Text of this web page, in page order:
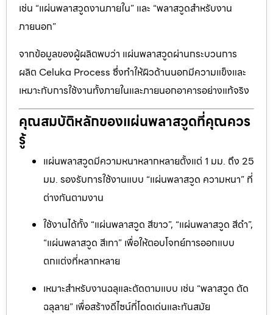
เช่น “แผ่นพลาสวูดงานภายใน” และ “พลาสวูดสำหรับงาน
ภายนอก”
จากข้อมูลของผู้ผลิตพบว่า แผ่นพลาสวูดผ่านกระบวนการ
ผลิต Celuka Process ซึ่งทำให้ผิวด้านนอกมีความแข็งและ
เหมาะกับการใช้งานทั้งภายในและภายนอกอาคารอย่างแท้จริง
คุณสมบัติหลักของแผ่นพลาสวูดที่คุณควร
รู้
แผ่นพลาสวูดมีความหนาหลากหลายตั้งแต่ 1 มม. ถึง 25
มม. รองรับการใช้งานแบบ “แผ่นพลาสวูด ความหนา” ที่
ต่างกันตามงาน
ใช้งานได้ทั้ง “แผ่นพลาสวูด สีขาว”, “แผ่นพลาสวูด สีดำ”,
“แผ่นพลาสวูด สีเทา” เพื่อให้ตอบโจทย์การออกแบบ
ตกแต่งที่หลากหลาย
เหมาะสำหรับงานฉลุและตัดตามแบบ เช่น “พลาสวูด ตัด
ฉลุลาย” เพื่อสร้างดีไซน์ที่โดดเด่นและทันสมัย